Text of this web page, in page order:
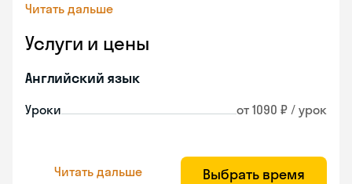
Читать дальше
Услуги и цены
Английский язык
Уроки от 1090 ₽ / урок
Читать дальше Выбрать время